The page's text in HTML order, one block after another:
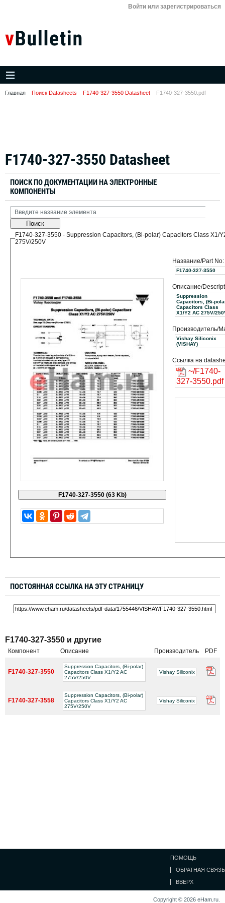
Войти или зарегистрироваться
Главная Поиск Datasheets F1740-327-3550 Datasheet F1740-327-3550.pdf
F1740-327-3550 Datasheet
ПОИСК ПО ДОКУМЕНТАЦИИ НА ЭЛЕКТРОННЫЕ
КОМПОНЕНТЫ
Поиск
F1740-327-3550 - Suppression Capacitors, (Bi-polar) Capacitors Class X1/
275V/250V
Название/Part No:
F1740-327-3550
Описание/
Suppression
Capacitors, (Bi-
Capacitors Class
X1/Y2 AC 275V/
Производитель/
Vishay Siliconix
(VISHAY)
Ссылка на
~/F1740-
327-3550.pdf
ПОСТОЯННАЯ ССЫЛКА НА ЭТУ СТРАНИЦУ
F1740-327-3550 и другие
Компонент Описание Производитель PDF
F1740-327-3550
Suppression Capacitors, (Bi-polar)
Capacitors Class X1/Y2 AC
275V/250V
Vishay Siliconix
F1740-327-3558
Suppression Capacitors, (Bi-polar)
Capacitors Class X1/Y2 AC
275V/250V
Vishay Siliconix
ПОМОЩЬ
ОБРАТНАЯ СВЯЗЬ
ВВЕРХ
Copyright © 2026 eHam.ru.